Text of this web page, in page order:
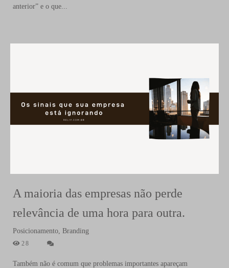
anterior” e o que...
A maioria das empresas não perde
relevância de uma hora para outra.
Posicionamento, Branding
28
Também não é comum que problemas importantes apareçam